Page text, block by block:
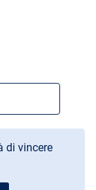
di vincere